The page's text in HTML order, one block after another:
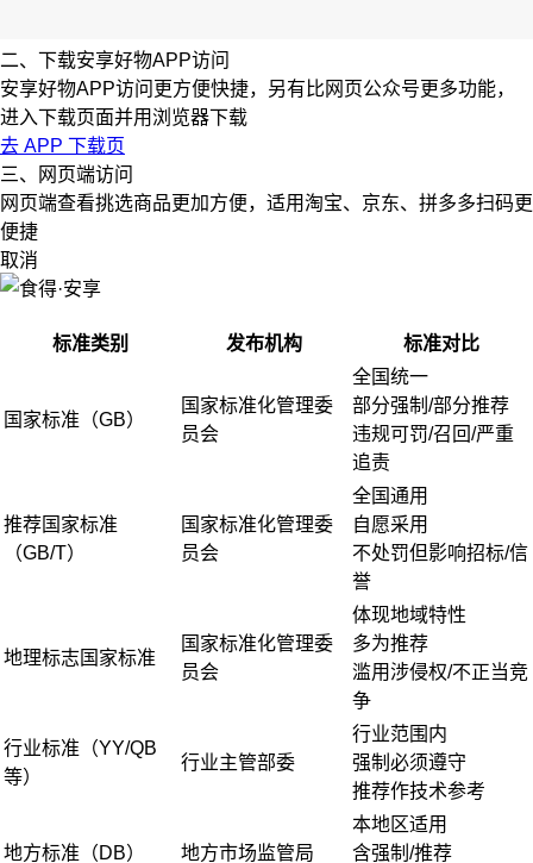
二、下载安享好物APP访问
安享好物APP访问更方便快捷，另有比网页公众号更多功能，
进入下载页面并用浏览器下载
去 APP 下载页
三、网页端访问
网页端查看挑选商品更加方便，适用淘宝、京东、拼多多扫码更
便捷
取消
标准类别 发布机构 标准对比
国家标准（GB）
国家标准化管理委
员会
全国统一
部分强制/部分推荐
违规可罚/召回/严重
追责
推荐国家标准
（GB/T）
国家标准化管理委
员会
全国通用
自愿采用
不处罚但影响招标/信
誉
地理标志国家标准
国家标准化管理委
员会
体现地域特性
多为推荐
滥用涉侵权/不正当竞
争
行业标准（YY/QB
等）
行业主管部委
行业范围内
强制必须遵守
推荐作技术参考
地方标准（DB） 地方市场监管局
本地区适用
含强制/推荐